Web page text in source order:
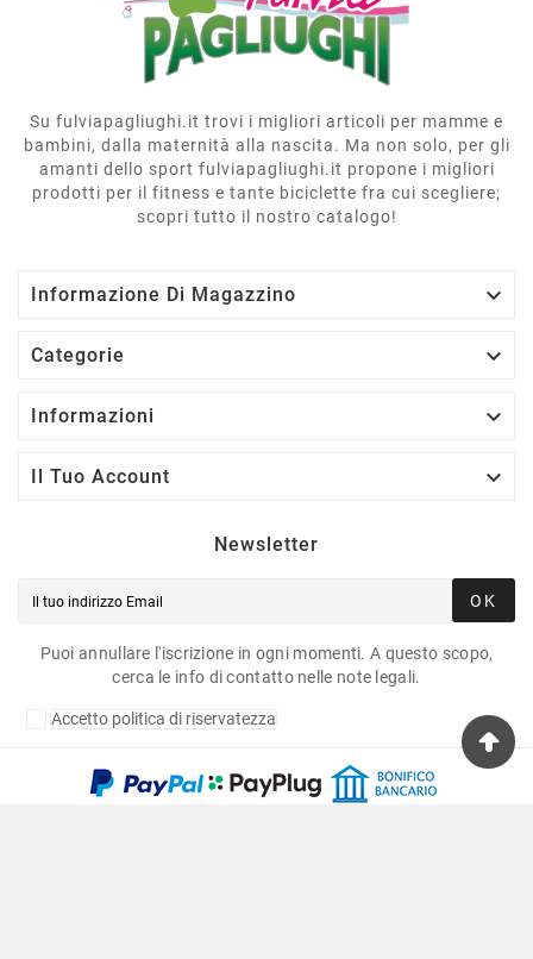
Su fulviapagliughi.it trovi i migliori articoli per mamme e
bambini, dalla maternità alla nascita. Ma non solo, per gli
amanti dello sport fulviapagliughi.it propone i migliori
prodotti per il fitness e tante biciclette fra cui scegliere;
scopri tutto il nostro catalogo!
Informazione Di Magazzino 
Categorie 
Informazioni 
Il Tuo Account 
Newsletter
OK
Puoi annullare l'iscrizione in ogni momenti. A questo scopo,
cerca le info di contatto nelle note legali.
Accetto politica di riservatezza